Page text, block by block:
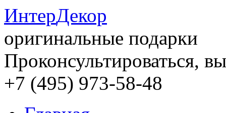
ИнтерДекор
оригинальные подарки
Проконсультироваться,
+7 (495) 973-58-48